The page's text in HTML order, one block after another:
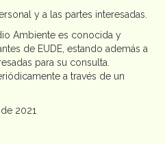
y a las partes interesadas.
Ambiente es conocida y
de EUDE, estando además a
para su consulta.
a través de un
2021